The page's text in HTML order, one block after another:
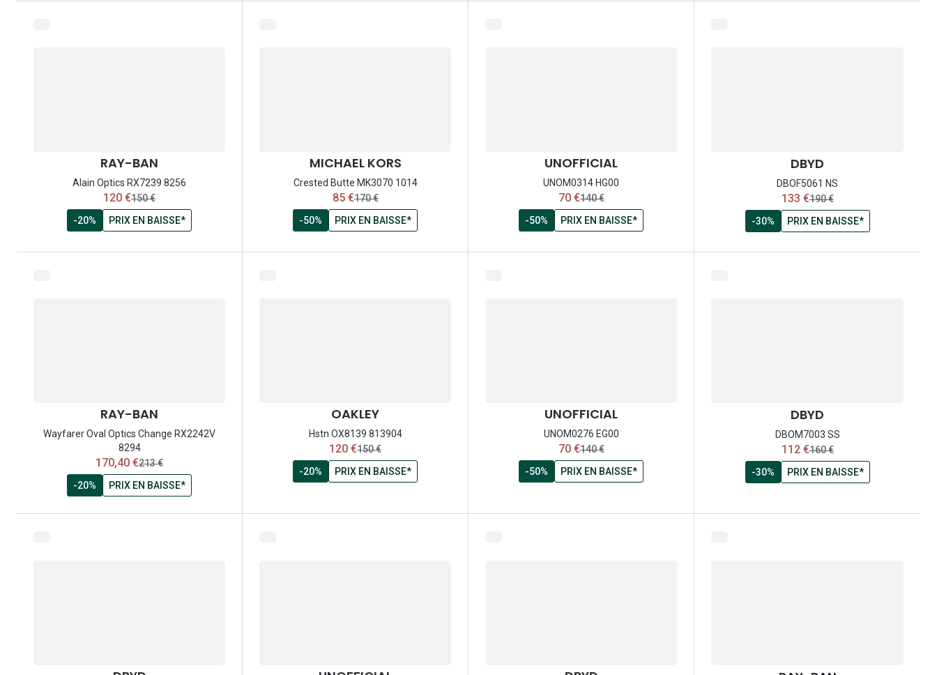
RAY-BAN
Alain Optics RX7239 8256
maintenant:
120 €ancien prix:
150 €
-20%
PRIX EN BAISSE*
MICHAEL KORS
Crested Butte MK3070 1014
maintenant:
85 €ancien prix:
170 €
-50%
PRIX EN BAISSE*
UNOFFICIAL
UNOM0314 HG00
maintenant:
70 €ancien prix:
140 €
-50%
PRIX EN BAISSE*
DBYD
DBOF5061 NS
maintenant:
133 €ancien prix:
190 €
-30%
PRIX EN BAISSE*
RAY-BAN
Wayfarer Oval Optics Change RX2242V
8294
maintenant:
170,40 €ancien prix:
213 €
-20%
PRIX EN BAISSE*
OAKLEY
Hstn OX8139 813904
maintenant:
120 €ancien prix:
150 €
-20%
PRIX EN BAISSE*
UNOFFICIAL
UNOM0276 EG00
maintenant:
70 €ancien prix:
140 €
-50%
PRIX EN BAISSE*
DBYD
DBOM7003 SS
maintenant:
112 €ancien prix:
160 €
-30%
PRIX EN BAISSE*